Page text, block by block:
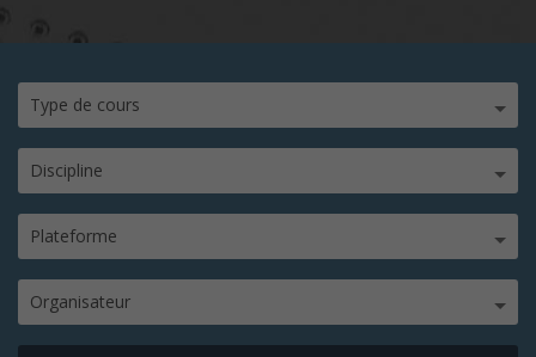
Type de cours
Discipline
Plateforme
Organisateur